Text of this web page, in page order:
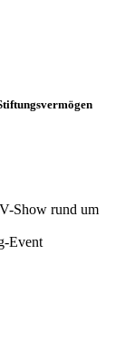
Show rund um
Event